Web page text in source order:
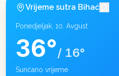
Vrijeme sutra Bihać
Ponedjeljak, 10. Avgust
36°/ 16°
Sunčano vrijeme